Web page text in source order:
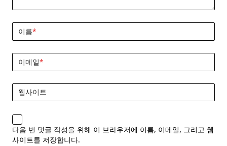
이름*
이메일*
웹사이트
다음 번 댓글 작성을 위해 이 브라우저에 이름, 이메일, 그리고 웹
사이트를 저장합니다.